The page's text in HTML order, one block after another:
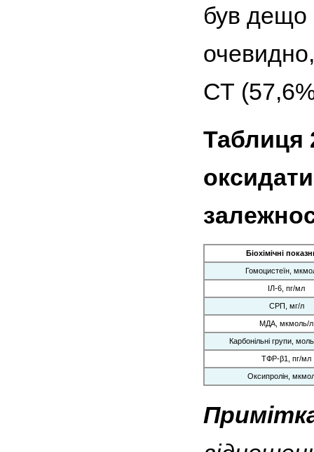
був дещо
СТ
Таблиця
Біохімічні
Гомоцистеїн,
ІЛ-6, пг/мл
СРП, мг/л
МДА, мкмоль/л
Карбонільні групи,
ТФР-β1, пг/мл
Оксипролін,